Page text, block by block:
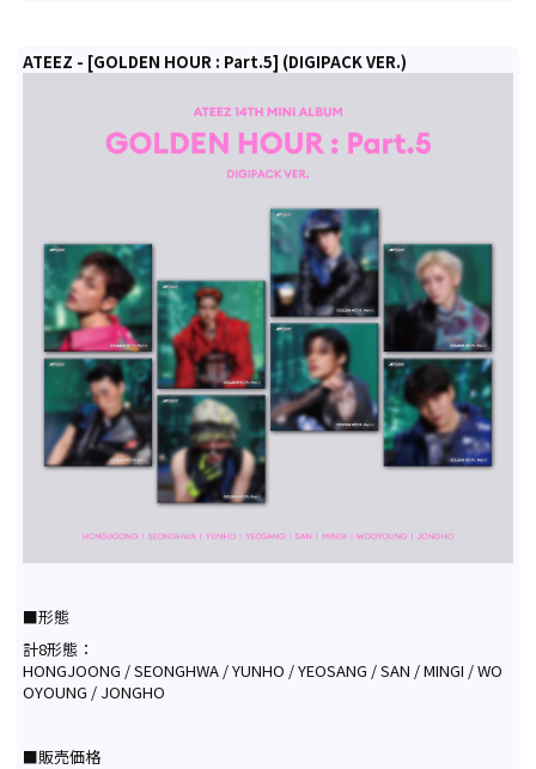
ATEEZ - [GOLDEN HOUR : Part.5] (DIGIPACK VER.)
■形態
計8形態：
HONGJOONG / SEONGHWA / YUNHO / YEOSANG / SAN / MINGI / WO
OYOUNG / JONGHO
■販売価格